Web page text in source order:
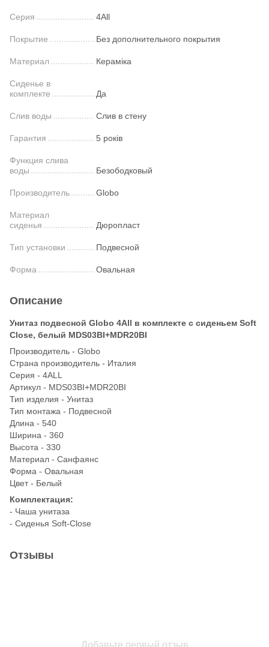
Серия 4All
Покрытие Без дополнительного покрытия
Материал Кераміка
Сиденье в
комплекте
Да
Слив воды Слив в стену
Гарантия 5 років
Функция слива
воды
Безободковый
Производитель Globo
Материал
сиденья
Дюропласт
Тип установки Подвесной
Форма Овальная
Описание
Унитаз подвесной Globo 4All в комплекте с сиденьем Soft
Close, белый MDS03BI+MDR20BI
Производитель - Globo
Страна производитель - Италия
Серия - 4ALL
Артикул - MDS03BI+MDR20BI
Тип изделия - Унитаз
Тип монтажа - Подвесной
Длина - 540
Ширина - 360
Высота - 330
Материал - Санфаянс
Форма - Овальная
Цвет - Белый
Комплектация:
- Чаша унитаза
- Сиденья Soft-Close
Отзывы
Добавьте первый отзыв